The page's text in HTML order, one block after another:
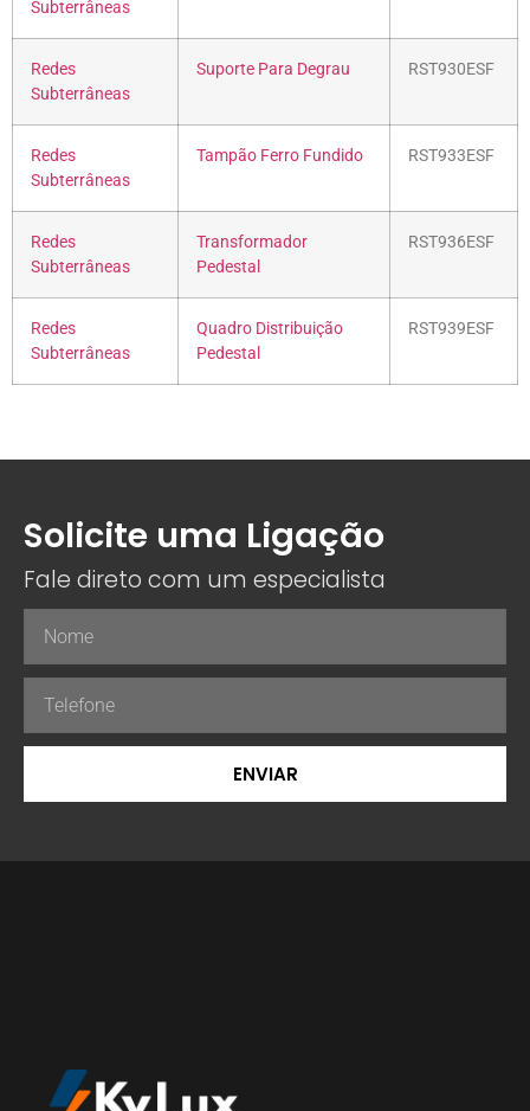
Subterrâneas
Redes
Subterrâneas
Suporte Para Degrau RST930ESF
Redes
Subterrâneas
Tampão Ferro Fundido RST933ESF
Redes
Subterrâneas
Transformador
Pedestal
RST936ESF
Redes
Subterrâneas
Quadro Distribuição
Pedestal
RST939ESF
Solicite uma Ligação
Fale direto com um especialista
ENVIAR